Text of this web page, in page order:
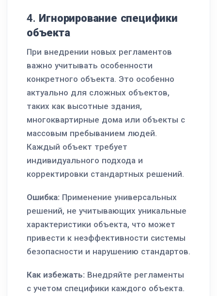
4. Игнорирование специфики
объекта
При внедрении новых регламентов
важно учитывать особенности
конкретного объекта. Это особенно
актуально для сложных объектов,
таких как высотные здания,
многоквартирные дома или объекты с
массовым пребыванием людей.
Каждый объект требует
индивидуального подхода и
корректировки стандартных решений.
Ошибка: Применение универсальных
решений, не учитывающих уникальные
характеристики объекта, что может
привести к неэффективности системы
безопасности и нарушению стандартов.
Как избежать: Внедряйте регламенты
с учетом специфики каждого объекта.